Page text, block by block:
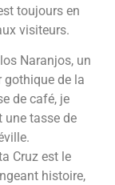
toujours en
visiteurs.
Naranjos, un
gothique de la
de café, je
une tasse de
Cruz est le
histoire,